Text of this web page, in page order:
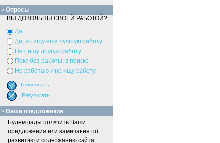
Опросы
ВЫ ДОВОЛЬНЫ СВОЕЙ РАБОТОЙ?
Да
Да, но ищу еще лучшую работу
Нет, ищу другую работу
Пока без работы, в поиске
Не работаю и не ищу работу
Ваши предложения
Будем рады получить Ваши
предложения или замечания по
развитию и содержанию сайта.